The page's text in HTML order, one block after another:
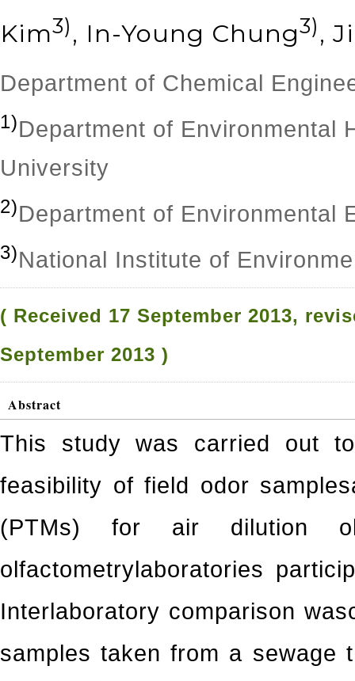
Kim3), In-Young Chung3),
Department of Chemical
1)Department of Environmental
University
2)Department of Environmental
3)National Institute of
( Received 17 September 2013,
September 2013 )
Abstract
This study was carried out
feasibility of field odor
(PTMs) for air dilution
olfactometrylaboratories
Interlaboratory comparison
samples taken from a sewage